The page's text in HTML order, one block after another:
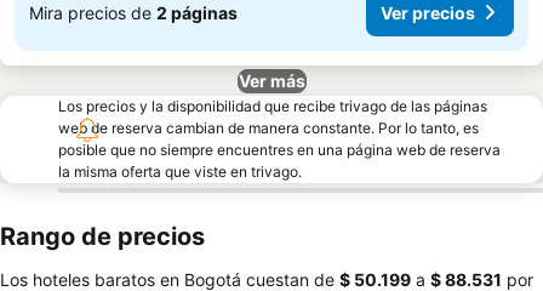
Mira precios de 2 páginas Ver precios
Ver más
Los precios y la disponibilidad que recibe trivago de las páginas
web de reserva cambian de manera constante. Por lo tanto, es
posible que no siempre encuentres en una página web de reserva
la misma oferta que viste en trivago.
Rango de precios
Los hoteles baratos en Bogotá cuestan de ‎$ 50.199 a ‎$ 88.531 por